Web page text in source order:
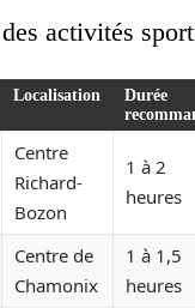
activités
Localisation
Durée
Centre
Richard-
Bozon
1 à 2
heures
Centre de
Chamonix
1 à 1,5
heures